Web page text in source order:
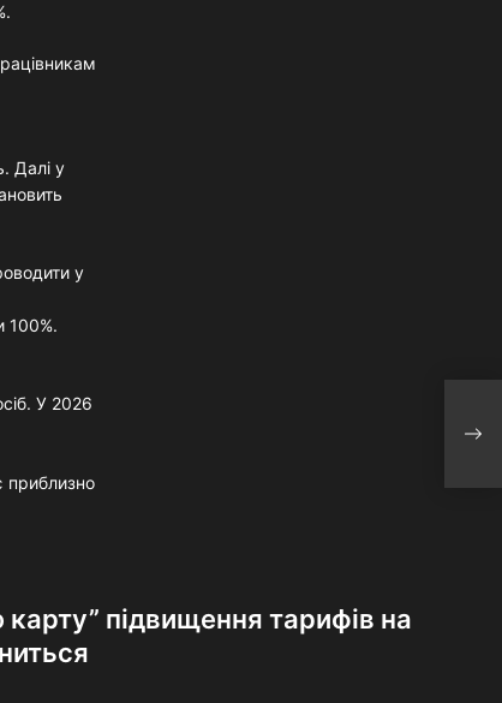
Далі у
у
100%.
У 2026
приблизно
підвищення тарифів на